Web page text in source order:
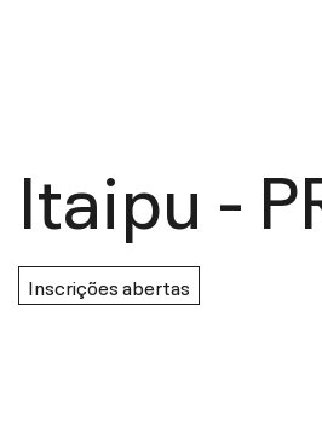
Itaipu -
Inscrições abertas